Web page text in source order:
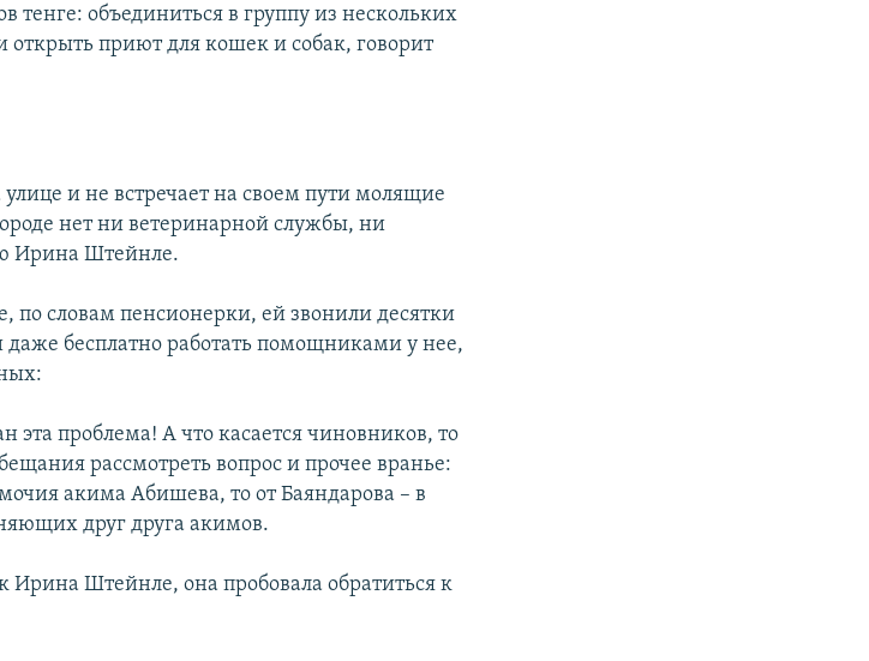
тенге: объединиться в группу из нескольких
открыть приют для кошек и собак, говорит
и не встречает на своем пути молящие
нет ни ветеринарной службы, ни
Ирина Штейнле.
по словам пенсионерки, ей звонили десятки
бесплатно работать помощниками у нее,
проблема! А что касается чиновников, то
рассмотреть вопрос и прочее вранье:
акима Абишева, то от Баяндарова – в
друг друга акимов.
Штейнле, она пробовала обратиться к